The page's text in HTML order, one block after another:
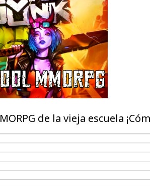
de la vieja escuela